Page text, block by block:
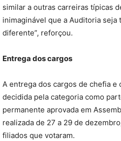
similar a outras carreiras típicas
inimaginável que a Auditoria seja
diferente”, reforçou.
Entrega dos cargos
A entrega dos cargos de chefia e
decidida pela categoria como
permanente aprovada em
realizada de 27 a 29 de
filiados que votaram.